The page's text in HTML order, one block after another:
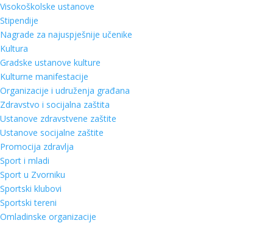
Visokoškolske ustanove
Stipendije
Nagrade za najuspješnije učenike
Kultura
Gradske ustanove kulture
Kulturne manifestacije
Organizacije i udruženja građana
Zdravstvo i socijalna zaštita
Ustanove zdravstvene zaštite
Ustanove socijalne zaštite
Promocija zdravlja
Sport i mladi
Sport u Zvorniku
Sportski klubovi
Sportski tereni
Omladinske organizacije